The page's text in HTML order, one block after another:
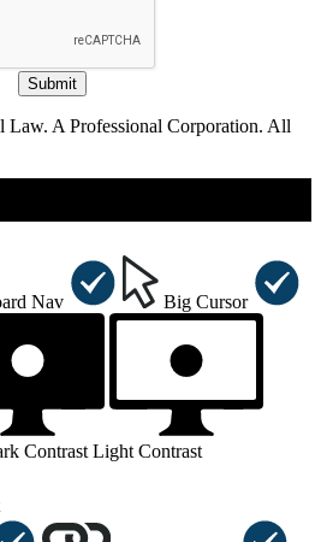
Submit
A Professional Corporation. All
Nav Big Cursor
Contrast Light Contrast